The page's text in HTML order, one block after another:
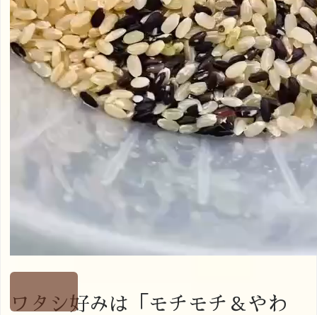
ワタシ好みは「モチモチ＆やわ